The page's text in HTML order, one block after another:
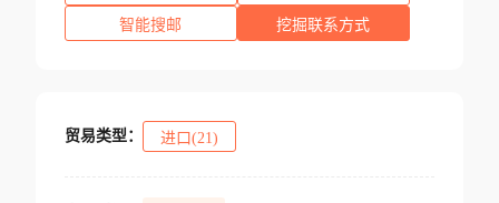
智能搜邮 挖掘联系方式
贸易类型： 进口(21)